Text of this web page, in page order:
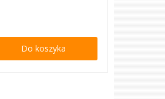
Do koszyka